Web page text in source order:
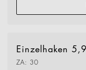
Einzelhaken
ZA: 30